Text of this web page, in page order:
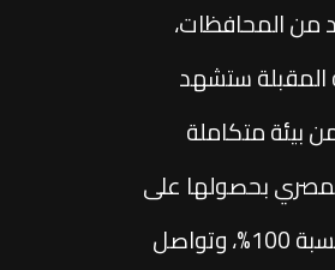
من المحافظات،
المقبلة ستشهد
بيئة متكاملة
بحصولها على
أكبر حصة سوقية لعامين متتاليين( 2023 و2024)، كما تعد الشركة العالمية الوحيدة في السوق المصري التي تمتلك مصنعها بنسبة 100%، وتواصل